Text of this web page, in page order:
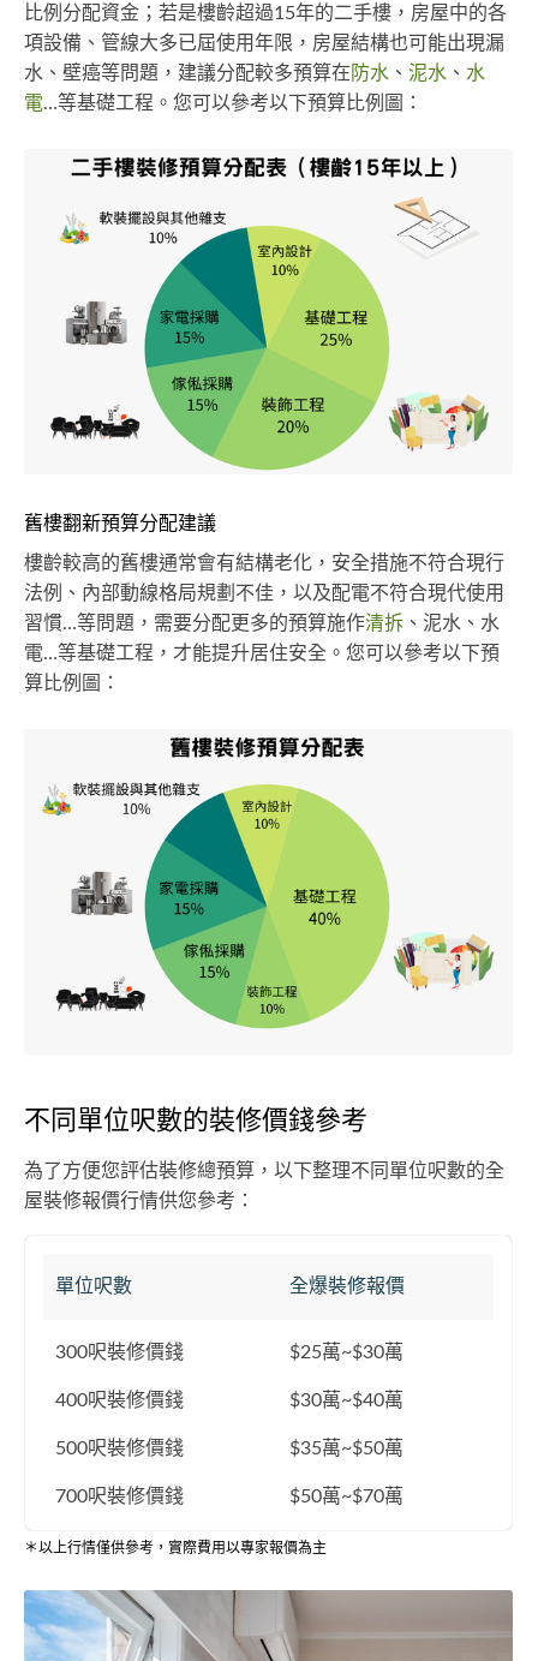
比例分配資金；若是樓齡超過15年的二手樓，房屋中的各
項設備、管線大多已屆使用年限，房屋結構也可能出現漏
水、壁癌等問題，建議分配較多預算在 防水 、 泥水 、 水
電…等基礎工程。您可以參考以下預算比例圖：
舊樓翻新預算分配建議
樓齡較高的舊樓通常會有結構老化，安全措施不符合現行
法例、內部動線格局規劃不佳，以及配電不符合現代使用
習慣…等問題，需要分配更多的預算施作清拆 、泥水、水
電…等基礎工程，才能提升居住安全。您可以參考以下預
算比例圖：
不同單位呎數的裝修價錢參考
為了方便您評估裝修總預算，以下整理不同單位呎數的全
屋裝修報價行情供您參考：
單位呎數 全爆裝修報價
300呎裝修價錢 $25萬~$30萬
400呎裝修價錢 $30萬~$40萬
500呎裝修價錢 $35萬~$50萬
700呎裝修價錢 $50萬~$70萬
＊以上行情僅供參考，實際費用以專家報價為主